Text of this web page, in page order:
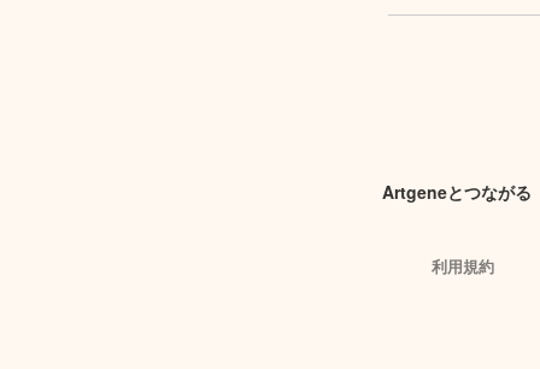
Artgeneとつながる
利用規約